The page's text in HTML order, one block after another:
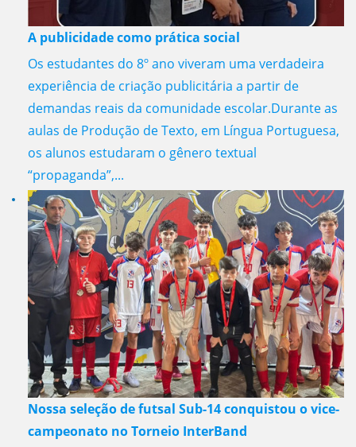
A publicidade como prática social
Os estudantes do 8º ano viveram uma verdadeira
experiência de criação publicitária a partir de
demandas reais da comunidade escolar.Durante as
aulas de Produção de Texto, em Língua Portuguesa,
os alunos estudaram o gênero textual
“propaganda”,...
Nossa seleção de futsal Sub-14 conquistou o vice-
campeonato no Torneio InterBand